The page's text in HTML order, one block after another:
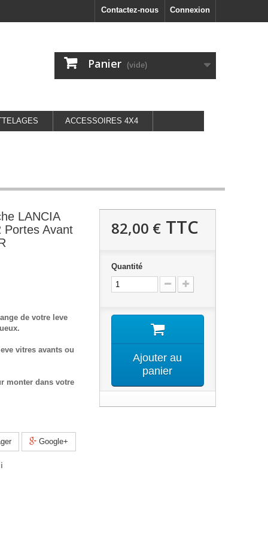
Connexion
Contactez-nous
Panier (vide)
ACCESSOIRES 4X4
LANCIA
Portes Avant
de votre leve
vitres avants ou
monter dans votre
Google+
82,00 €TTC
Quantité
Ajouter au
panier